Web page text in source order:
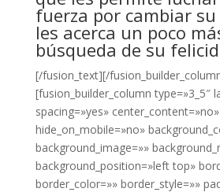
fuerza por cambiar
les acerca un poco
búsqueda de su
[/fusion_text][/
[fusion_builder_column type=»3_5″
spacing=»yes» center_content=»no»
hide_on_mobile=»no»
background_image=»»
background_position=»left top»
border_color=»» border_style=»»